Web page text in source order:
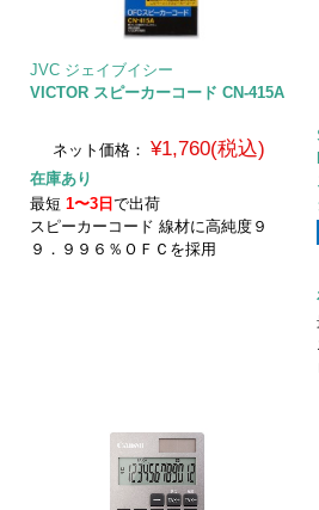
JVC ジェイブイシー
VICTOR スピーカーコード CN-415A
ネット価格： ¥1,760(税込)
在庫あり
最短1〜3日で出荷
スピーカーコード 線材に高純度９
９．９９６％ＯＦＣを採用